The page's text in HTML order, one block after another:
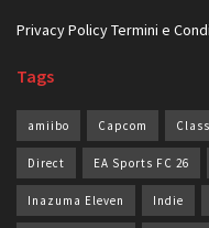
Privacy PolicyTermini e
Tags
amiibo Capcom
Direct EA Sports FC 26
Inazuma Eleven Indie